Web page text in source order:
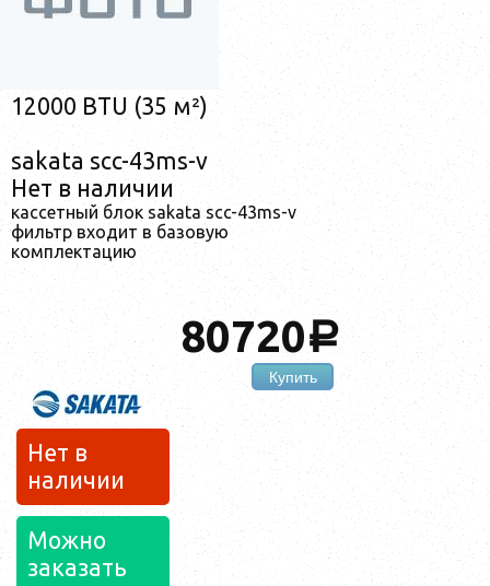
12000 BTU (35 м²)
sakata scc-43ms-v
Нет в наличии
кассетный блок sakata scc-43ms-v
фильтр входит в базовую
комплектацию
80720a
Купить
Нет в
наличии
Можно
заказать